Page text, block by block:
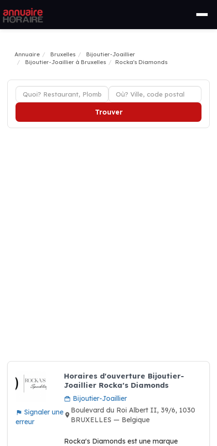
Annuaire Bruxelles
Bijoutier-Joaillier
Bijoutier-Joaillier à Bruxelles
Rocka's Diamonds
Trouver
Signaler une
erreur
Horaires d'ouverture Bijoutier-
Joaillier Rocka's Diamonds
Bijoutier-Joaillier
Boulevard du Roi Albert II, 39/6, 1030
BRUXELLES — Belgique
Rocka's Diamonds est une marque